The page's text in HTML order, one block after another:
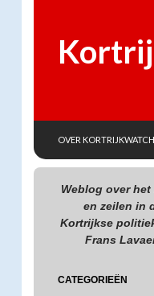
OVER
Weblog over het
en zeilen in
Kortrijkse
Frans
CATEGORIEËN